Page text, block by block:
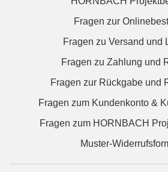
Fragen zur
Fragen zu Versand und
Fragen zu Zahlung und
Fragen zur Rückgabe und
Fragen zum Kundenkonto &
Fragen zum HORNBACH
Muster-